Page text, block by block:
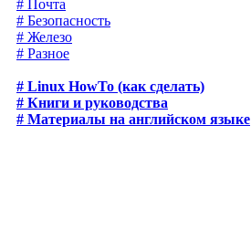
# Почта
# Безопасность
# Железо
# Разное
# Linux HowTo (как сделать)
# Книги и руководства
# Материалы на английском языке